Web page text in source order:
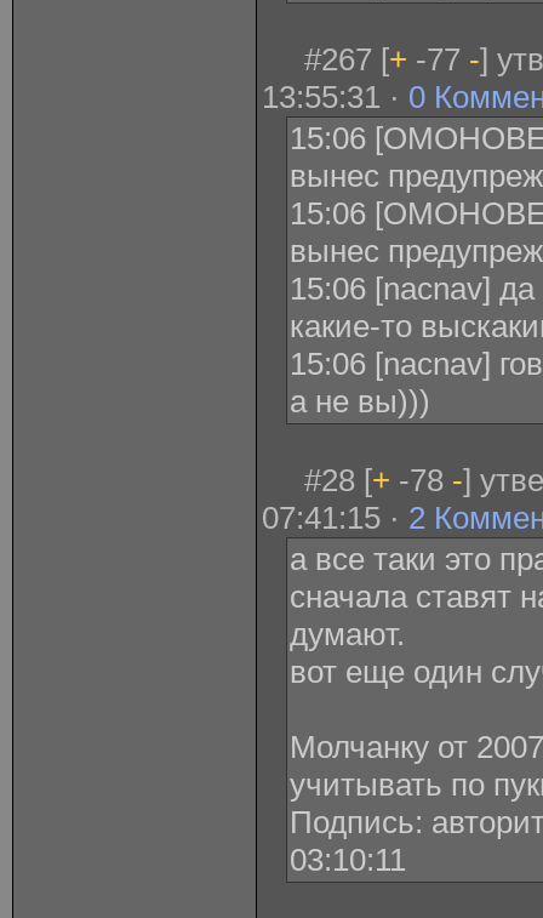
#267 [+ -77 -]
13:55:31 · 0
15:06
вынес
15:06
вынес
15:06 [nacnav]
какие-то
15:06 [nacnav]
а не вы)))
#28 [+ -78 -]
07:41:15 · 2
а все таки это
сначала ставят
думают.
вот еще один
Молчанку от
учитывать по
Подпись:
03:10:11